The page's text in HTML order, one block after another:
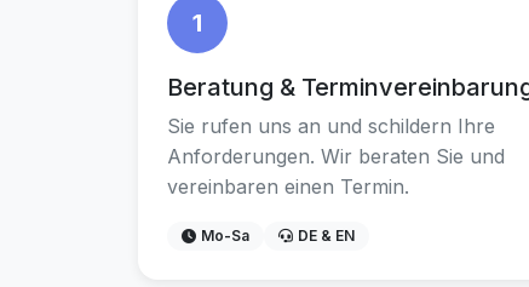
1
Beratung &
Sie rufen uns an und schildern Ihre
Anforderungen. Wir beraten Sie und
vereinbaren einen Termin.
Mo-Sa DE & EN